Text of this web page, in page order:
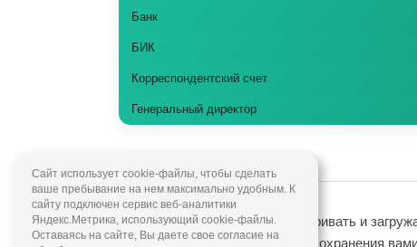
Банк
БИК
Корреспондентский счет
Генеральный директор
Сайт разрешает вам просматривать и
использования, при условии сохранения
Сайт использует cookie-файлы, чтобы сделать
ваше пребывание на нем максимально удобным. К
сайту подключен сервис веб-аналитики
Яндекс.Метрика, использующий cookie-файлы.
Оставаясь на сайте, Вы даете свое согласие на